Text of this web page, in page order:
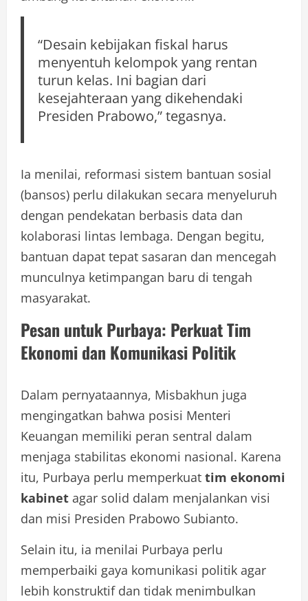
“Desain kebijakan fiskal harus
menyentuh kelompok yang rentan
turun kelas. Ini bagian dari
kesejahteraan yang dikehendaki
Presiden Prabowo,” tegasnya.
Ia menilai, reformasi sistem bantuan sosial
(bansos) perlu dilakukan secara menyeluruh
dengan pendekatan berbasis data dan
kolaborasi lintas lembaga. Dengan begitu,
bantuan dapat tepat sasaran dan mencegah
munculnya ketimpangan baru di tengah
masyarakat.
Pesan untuk Purbaya: Perkuat Tim
Ekonomi dan Komunikasi Politik
Dalam pernyataannya, Misbakhun juga
mengingatkan bahwa posisi Menteri
Keuangan memiliki peran sentral dalam
menjaga stabilitas ekonomi nasional. Karena
itu, Purbaya perlu memperkuat tim ekonomi
kabinet agar solid dalam menjalankan visi
dan misi Presiden Prabowo Subianto.
Selain itu, ia menilai Purbaya perlu
memperbaiki gaya komunikasi politik agar
lebih konstruktif dan tidak menimbulkan